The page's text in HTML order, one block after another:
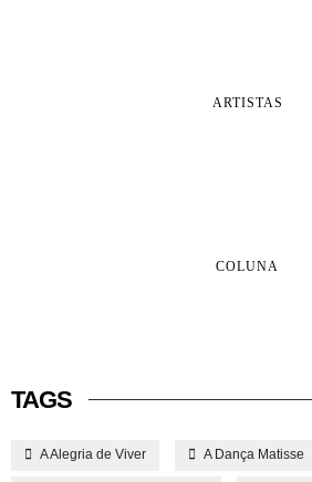
ARTISTAS
COLUNA
TAGS
A Alegria de Viver A Dança Matisse